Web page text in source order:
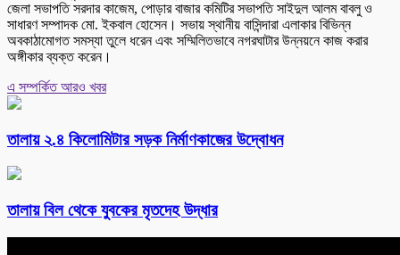
জেলা সভাপতি সরদার কাজেম, পোড়ার বাজার কমিটির সভাপতি সাইদুল আলম বাবলু ও
সাধারণ সম্পাদক মো. ইকবাল হোসেন। সভায় স্থানীয় বাসিন্দারা এলাকার বিভিন্ন
অবকাঠামোগত সমস্যা তুলে ধরেন এবং সম্মিলিতভাবে নগরঘাটার উন্নয়নে কাজ করার
অঙ্গীকার ব্যক্ত করেন।
এ সম্পর্কিত আরও খবর
তালায় ২.৪ কিলোমিটার সড়ক নির্মাণকাজের উদ্বোধন
তালায় বিল থেকে যুবকের মৃতদেহ উদ্ধার